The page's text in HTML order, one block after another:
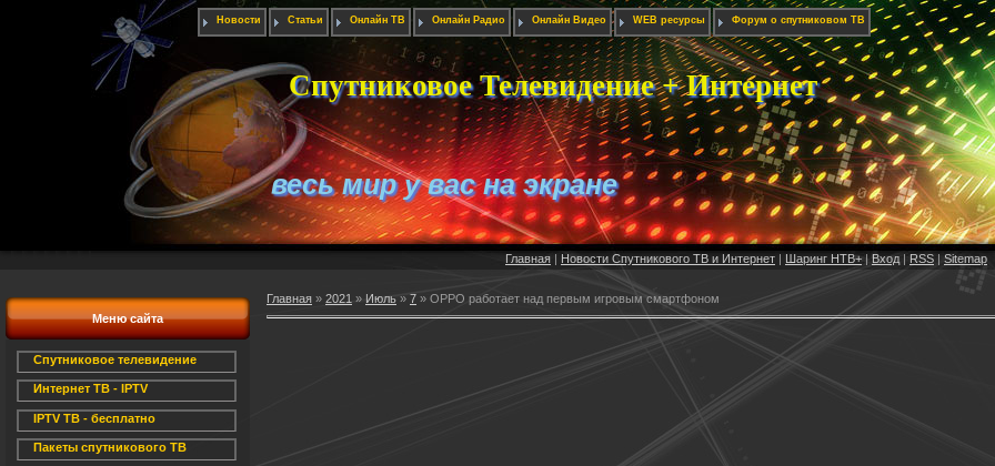
Новости Статьи Онлайн ТВ Онлайн Радио Онлайн Видео WEB ресурсы Форум о спутниковом ТВ
Спутниковое Телевидение + Интернет
весь мир у вас на экране
Главная | Новости Спутникового ТВ и Интернет | Шаринг НТВ+| Вход | RSS | Sitemap
Меню сайта
Спутниковое телевидение
Интернет ТВ - IPTV
IPTV ТВ - бесплатно
Пакеты спутникового ТВ
Главная » 2021 » Июль » 7 » OPPO работает над первым игровым смартфоном